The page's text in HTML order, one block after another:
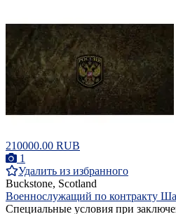
210000.00 RUB
1
Удалить из избранного
Buckstone, Scotland
Военнослужащий по контракту
Специальные условия при